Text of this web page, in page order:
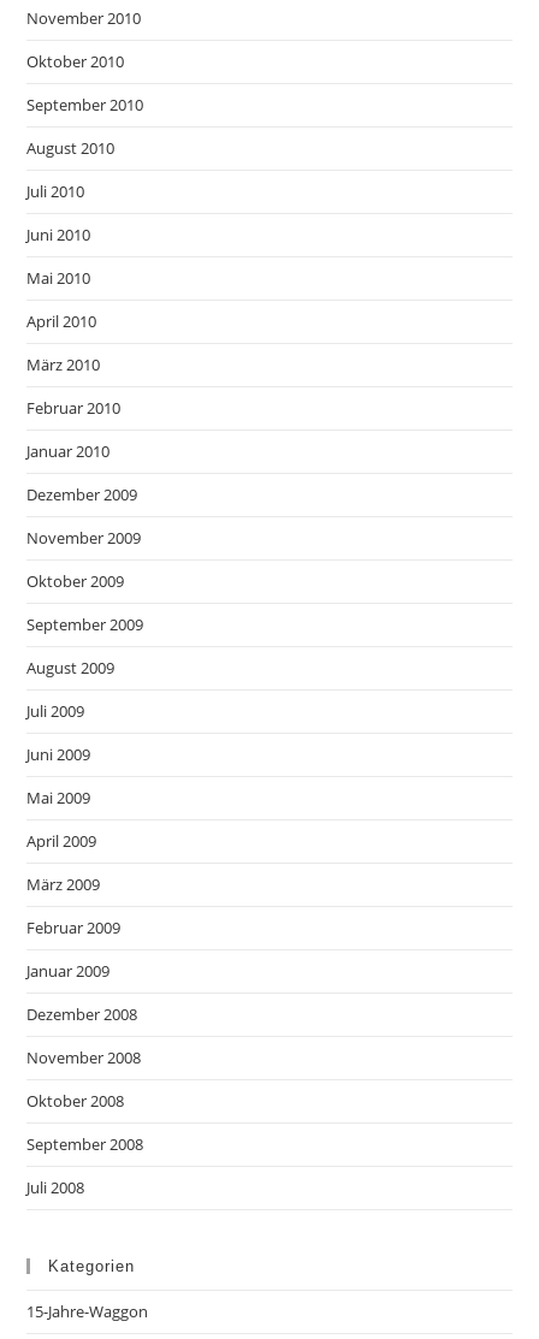
November 2010
Oktober 2010
September 2010
August 2010
Juli 2010
Juni 2010
Mai 2010
April 2010
März 2010
Februar 2010
Januar 2010
Dezember 2009
November 2009
Oktober 2009
September 2009
August 2009
Juli 2009
Juni 2009
Mai 2009
April 2009
März 2009
Februar 2009
Januar 2009
Dezember 2008
November 2008
Oktober 2008
September 2008
Juli 2008
Kategorien
15-Jahre-Waggon